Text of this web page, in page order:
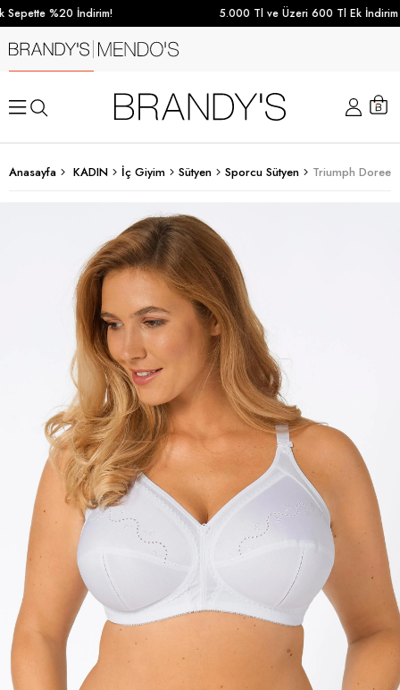
%20 İndirim! 5.000 Tl ve Üzeri 600 Tl Ek İndirim
Anasayfa KADIN İç Giyim Sütyen Sporcu Sütyen Triumph